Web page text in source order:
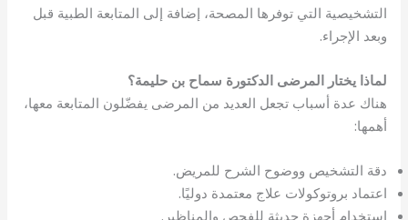
التشخيصية التي توفرها المصحة، إضافة إلى المتابعة الطبية قبل
وبعد الإجراء.
لماذا يختار المرضى الدكتورة سماح بن حليمة؟
هناك عدة أسباب تجعل العديد من المرضى يفضّلون المتابعة معها،
أهمها:
دقة التشخيص ووضوح الشرح للمريض.
اعتماد بروتوكولات علاج معتمدة دوليًا.
استخدام أجهزة حديثة للفحص والمناظير.